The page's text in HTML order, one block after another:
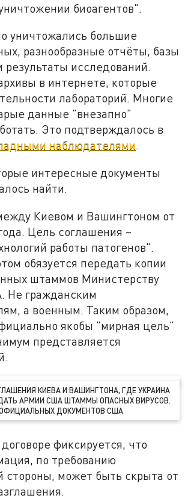
биоагентов".
уничтожались большие
разнообразные отчёты, базы
исследований.
в интернете, которые
лабораторий. Многие
данные "внезапно"
Это подтверждалось в
наблюдателями.
интересные документы
найти.
Киевом и Вашингтоном от
Цель соглашения –
работы патогенов".
обязуется передать копии
штаммов Министерству
Не гражданским
а военным. Таким образом,
якобы "мирная цель"
представляется
КИЕВА И ВАШИНГТОНА, ГДЕ УКРАИНА
АРМИИ США ШТАММЫ ОПАСНЫХ ВИРУСОВ.
ДОКУМЕНТОВ США
фиксируется, что
по требованию
стороны, может быть скрыта от